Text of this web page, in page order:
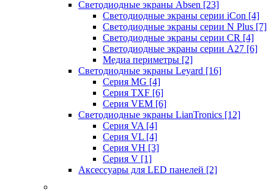
Светодиодные экраны Absen [23]
Светодиодные экраны серии iCon [4]
Светодиодные экраны серии N Plus [7]
Светодиодные экраны серии CR [4]
Светодиодные экраны серии А27 [6]
Медиа периметры [2]
Светодиодные экраны Leyard [16]
Серия MG [4]
Серия TXF [6]
Серия VEM [6]
Светодиодные экраны LianTronics [12]
Серия VA [4]
Серия VL [4]
Серия VH [3]
Серия V [1]
Аксессуары для LED панелей [2]